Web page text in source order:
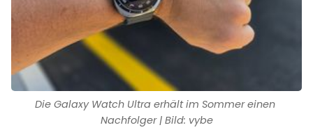
Die Galaxy Watch Ultra erhält im Sommer einen
Nachfolger | Bild: vybe